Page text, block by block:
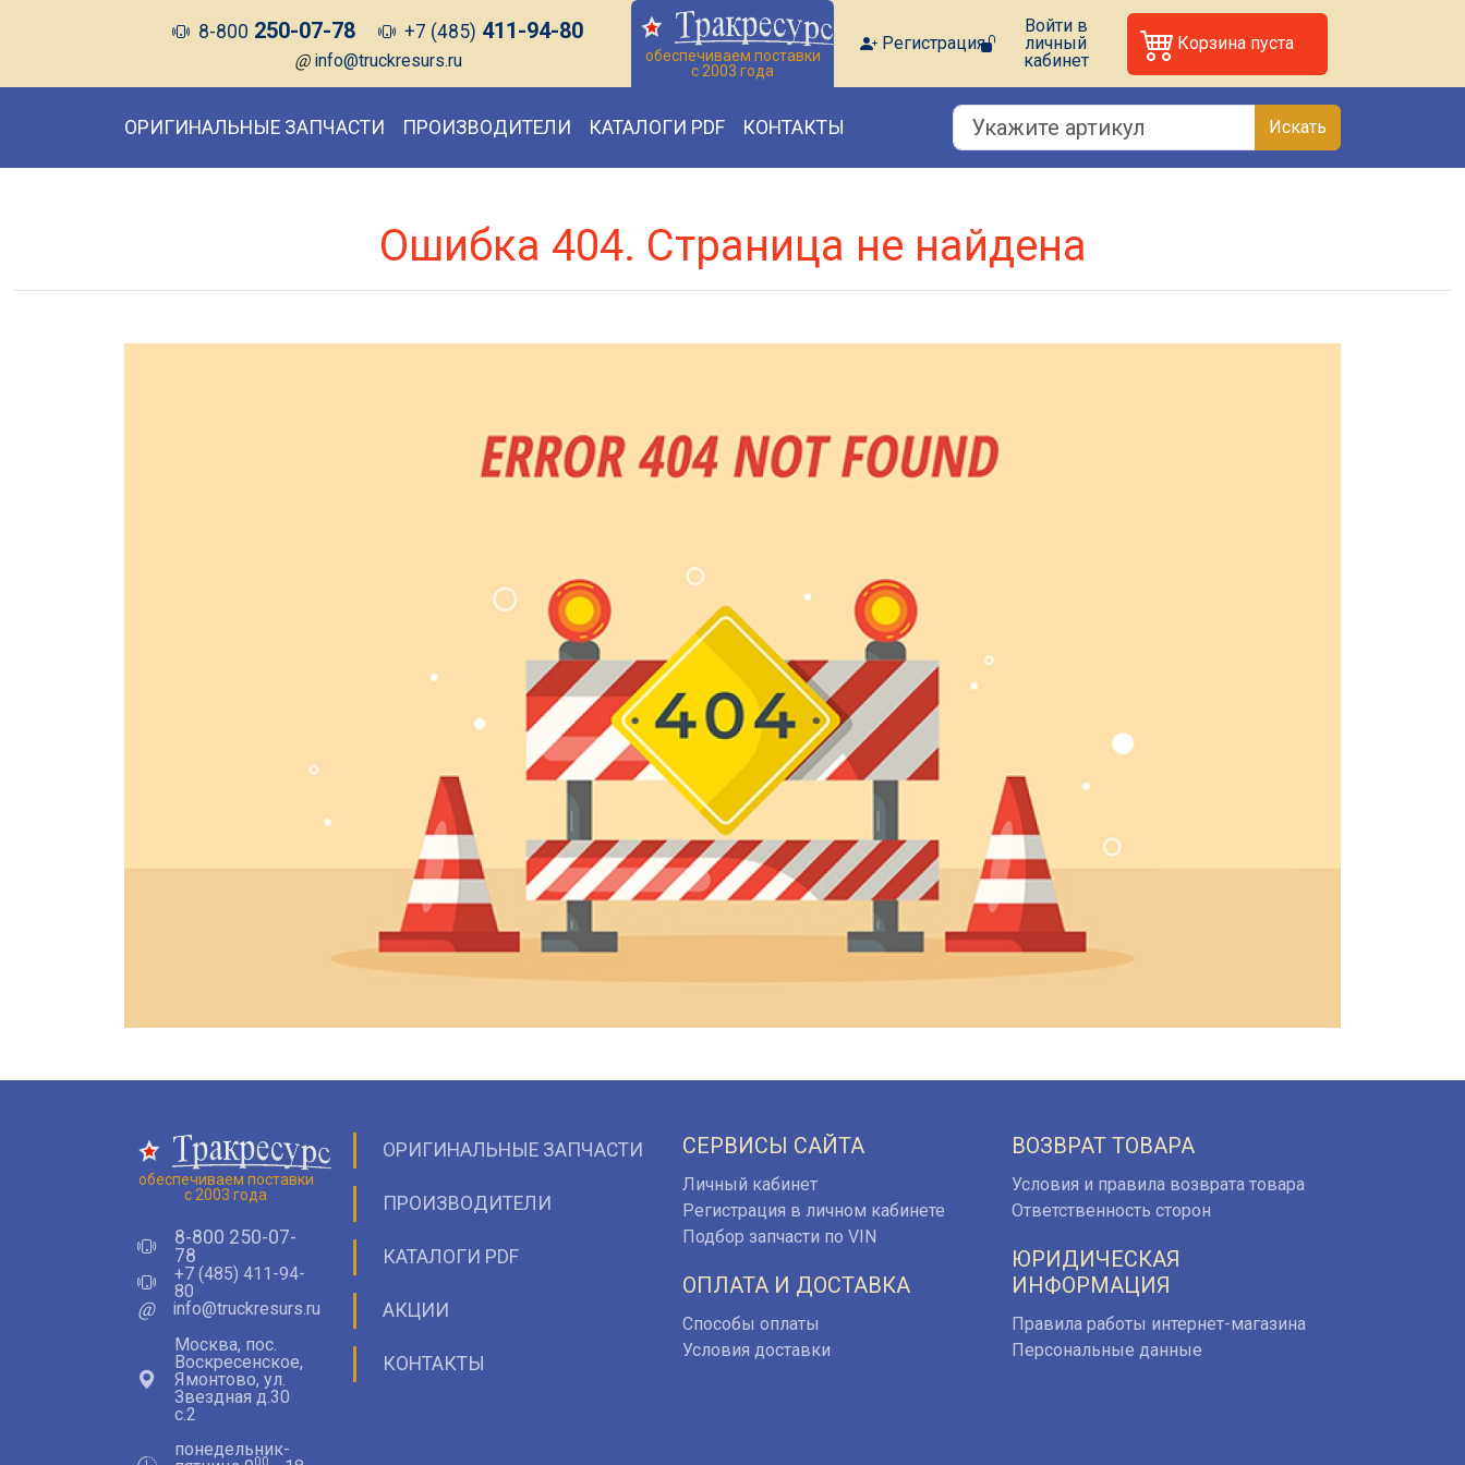
8-800 250-07-78 +7 (485) 411-94-80
@ info@truckresurs.ru
обеспечиваем поставки
с 2003 года
Регистрация
Войти в
личный
кабинет
Корзина пуста
ОРИГИНАЛЬНЫЕ ЗАПЧАСТИ ПРОИЗВОДИТЕЛИ КАТАЛОГИ PDF КОНТАКТЫ Искать
Ошибка 404. Страница не найдена
обеспечиваем поставки
с 2003 года
8-800 250-07-
78
+7 (485) 411-94-
80
@
info@truckresurs.ru
Москва, пос.
Воскресенское,
Ямонтово, ул.
Звездная д.30
с.2
понедельник-
00
ОРИГИНАЛЬНЫЕ ЗАПЧАСТИ
ПРОИЗВОДИТЕЛИ
КАТАЛОГИ PDF
АКЦИИ
КОНТАКТЫ
СЕРВИСЫ САЙТА
Личный кабинет
Регистрация в личном кабинете
Подбор запчасти по VIN
ОПЛАТА И ДОСТАВКА
Способы оплаты
Условия доставки
ВОЗВРАТ ТОВАРА
Условия и правила возврата товара
Ответственность сторон
ЮРИДИЧЕСКАЯ
ИНФОРМАЦИЯ
Правила работы интернет-магазина
Персональные данные